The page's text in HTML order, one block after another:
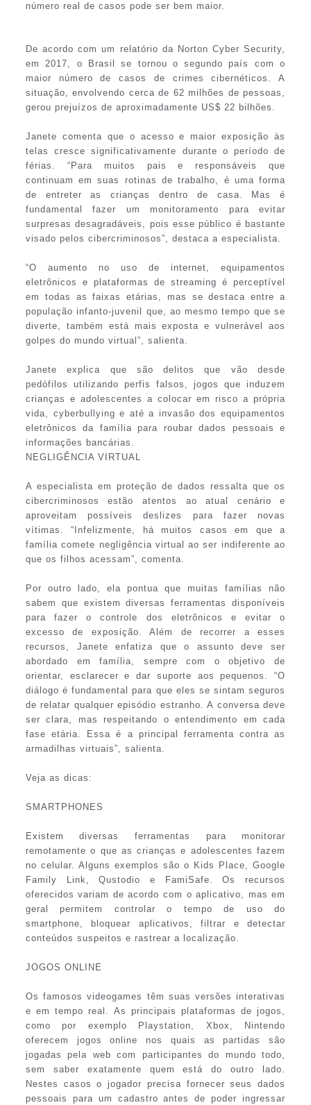
número real de casos pode ser bem maior.
De acordo com um relatório da Norton Cyber Security,
em 2017, o Brasil se tornou o segundo país com o
maior número de casos de crimes cibernéticos. A
situação, envolvendo cerca de 62 milhões de pessoas,
gerou prejuízos de aproximadamente US$ 22 bilhões.
Janete comenta que o acesso e maior exposição às
telas cresce significativamente durante o período de
férias. “Para muitos pais e responsáveis que
continuam em suas rotinas de trabalho, é uma forma
de entreter as crianças dentro de casa. Mas é
fundamental fazer um monitoramento para evitar
surpresas desagradáveis, pois esse público é bastante
visado pelos cibercriminosos”, destaca a especialista.
“O aumento no uso de internet, equipamentos
eletrônicos e plataformas de streaming é perceptível
em todas as faixas etárias, mas se destaca entre a
população infanto-juvenil que, ao mesmo tempo que se
diverte, também está mais exposta e vulnerável aos
golpes do mundo virtual”, salienta.
Janete explica que são delitos que vão desde
pedófilos utilizando perfis falsos, jogos que induzem
crianças e adolescentes a colocar em risco a própria
vida, cyberbullying e até a invasão dos equipamentos
eletrônicos da família para roubar dados pessoais e
informações bancárias.
NEGLIGÊNCIA VIRTUAL
A especialista em proteção de dados ressalta que os
cibercriminosos estão atentos ao atual cenário e
aproveitam possíveis deslizes para fazer novas
vítimas. “Infelizmente, há muitos casos em que a
família comete negligência virtual ao ser indiferente ao
que os filhos acessam”, comenta.
Por outro lado, ela pontua que muitas famílias não
sabem que existem diversas ferramentas disponíveis
para fazer o controle dos eletrônicos e evitar o
excesso de exposição. Além de recorrer a esses
recursos, Janete enfatiza que o assunto deve ser
abordado em família, sempre com o objetivo de
orientar, esclarecer e dar suporte aos pequenos. “O
diálogo é fundamental para que eles se sintam seguros
de relatar qualquer episódio estranho. A conversa deve
ser clara, mas respeitando o entendimento em cada
fase etária. Essa é a principal ferramenta contra as
armadilhas virtuais”, salienta.
Veja as dicas:
SMARTPHONES
Existem diversas ferramentas para monitorar
remotamente o que as crianças e adolescentes fazem
no celular. Alguns exemplos são o Kids Place, Google
Family Link, Qustodio e FamiSafe. Os recursos
oferecidos variam de acordo com o aplicativo, mas em
geral permitem controlar o tempo de uso do
smartphone, bloquear aplicativos, filtrar e detectar
conteúdos suspeitos e rastrear a localização.
JOGOS ONLINE
Os famosos videogames têm suas versões interativas
e em tempo real. As principais plataformas de jogos,
como por exemplo Playstation, Xbox, Nintendo
oferecem jogos online nos quais as partidas são
jogadas pela web com participantes do mundo todo,
sem saber exatamente quem está do outro lado.
Nestes casos o jogador precisa fornecer seus dados
pessoais para um cadastro antes de poder ingressar